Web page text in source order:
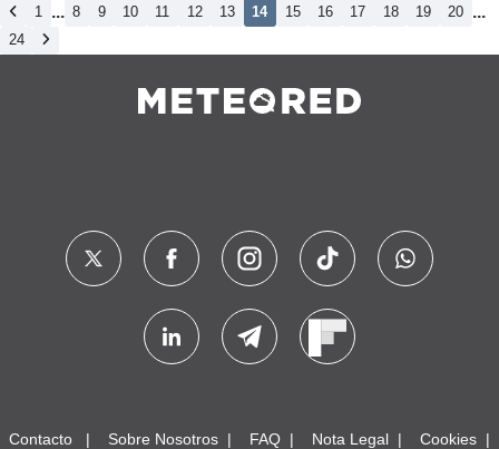
1 ... 8 9 10 11 12 13 14 15 16 17 18 19 20 ...
24
Contacto Sobre Nosotros FAQ Nota Legal Cookies